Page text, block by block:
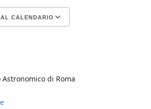
CALENDARIO
Astronomico di Roma